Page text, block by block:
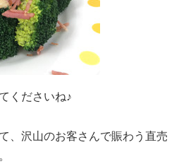
くださいね♪
、沢山のお客さんで賑わう直売